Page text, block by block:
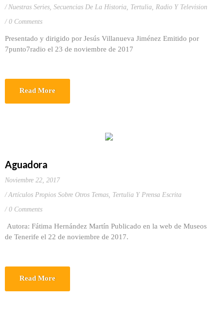
Nuestras Series, Secuencias De La Historia, Tertulia, Radio Y Television
0 Comments
Presentado y dirigido por Jesús Villanueva Jiménez Emitido por
7punto7radio el 23 de noviembre de 2017
Read More
Aguadora
Noviembre 22, 2017
Artículos Propios Sobre Otros Temas, Tertulia Y Prensa Escrita
0 Comments
Autora: Fátima Hernández Martín Publicado en la web de Museos
de Tenerife el 22 de noviembre de 2017.
Read More